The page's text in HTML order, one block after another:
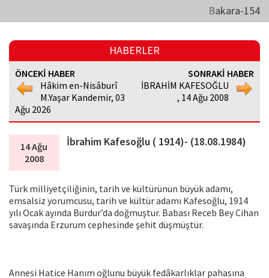
Bakara-154
HABERLER
ÖNCEKİ HABER
Hâkim en-Nisâburî
M.Yaşar Kandemir, 03
Ağu 2026
SONRAKİ HABER
İBRAHİM KAFESOĞLU
, 14 Ağu 2008
14 Ağu
2008
İbrahim Kafesoğlu ( 1914)- (18.08.1984)
Türk milliyetçiliğinin, tarih ve kültürünün büyük adamı,
emsalsiz yorumcusu, tarih ve kültür adamı Kafesoğlu, 1914
yılı Ocak ayında Burdur’da doğmuştur. Babası Receb Bey Cihan
savaşında Erzurum cephesinde şehit düşmüştür.
Annesi Hatice Hanım oğlunu büyük fedâkarlıklar pahasına